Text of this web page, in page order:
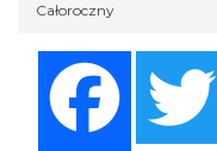
Całoroczny